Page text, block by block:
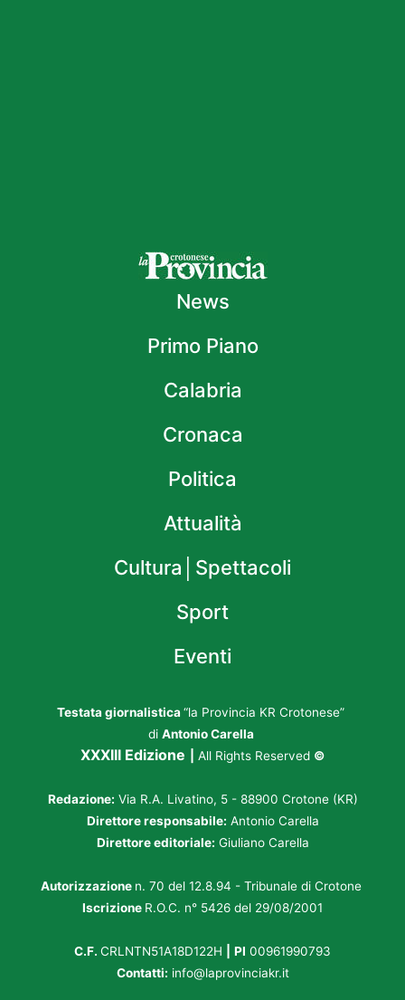
News
Primo Piano
Calabria
Cronaca
Politica
Attualità
Cultura│Spettacoli
Sport
Eventi
Testata giornalistica “la Provincia KR Crotonese”
di Antonio Carella
XXXIII Edizione All Rights Reserved ©
Redazione: Via R.A. Livatino, 5 - 88900 Crotone (KR)
Direttore responsabile: Antonio Carella
Direttore editoriale: Giuliano Carella
Autorizzazione n. 70 del 12.8.94 - Tribunale di Crotone
Iscrizione R.O.C. n° 5426 del 29/08/2001
C.F. CRLNTN51A18D122H PI 00961990793
Contatti: info@laprovinciakr.it